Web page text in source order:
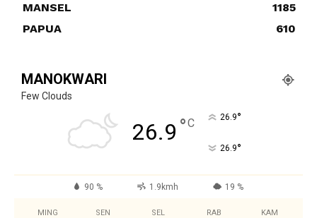
MANSEL
1185
PAPUA
610
MANOKWARI
Few Clouds
26.9 °C 26.9°
26.9°
90 % 1.9kmh 19 %
MING SEN SEL RAB KAM